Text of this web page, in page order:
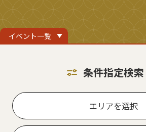
イベント一覧
条件指定検索
エリアを選択